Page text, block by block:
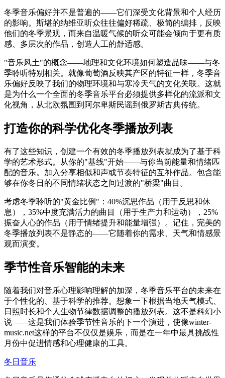
冬季音乐偏好并不是普遍的——它们深受文化背景和个人经历
的影响。斯堪的纳维亚听众往往偏好稀疏、极简的编排，反映
他们的冬季景观，而来自温暖气候的听众可能会倾向于更有质
感、多层次的作品，创造人工的舒适感。
"音乐风土"的概念——地理和文化环境如何塑造品味——与冬
季聆听特别相关。就像葡萄酒反映其产区的特征一样，冬季音
乐偏好反映了我们的物理环境和与寒冷天气的文化关联。这就
是为什么一个全面的冬季音乐平台必须提供多样化的流派和文
化视角，从北欧氛围到阿尔卑斯民谣到俄罗斯古典传统。
打造你的科学优化冬季播放列表
有了这些知识，创建一个有效的冬季播放列表就成为了基于科
学的艺术形式。从你的"基线"开始——与你当前能量和情绪匹
配的音乐。加入分享相似和声或节奏特征的互补作品。包含能
够在你冬日的不同情绪状态之间过渡的"桥梁"曲目。
考虑冬季聆听的"黄金比例"：40%沉思作品（用于反思和休
息），35%中度充满活力的曲目（用于生产力和运动），25%
振奋人心的作品（用于情绪提升和能量增强）。记住，完美的
冬季播放列表不是静态的——它随着你的需求、天气和情感景
观而演变。
季节性音乐智能的未来
随着我们对音乐心理影响理解的加深，冬季音乐平台的未来在
于个性化的、基于科学的推荐。想象一下根据当地天气模式、
日照时长和个人生物节律数据调整的播放列表。这不是科幻小
说——这是我们体验季节性音乐的下一个演进，使像winter-
music.net这样的平台不仅仅是娱乐，而是在一年中最具挑战性
月份中促进情感和心理健康的工具。
冬日音乐